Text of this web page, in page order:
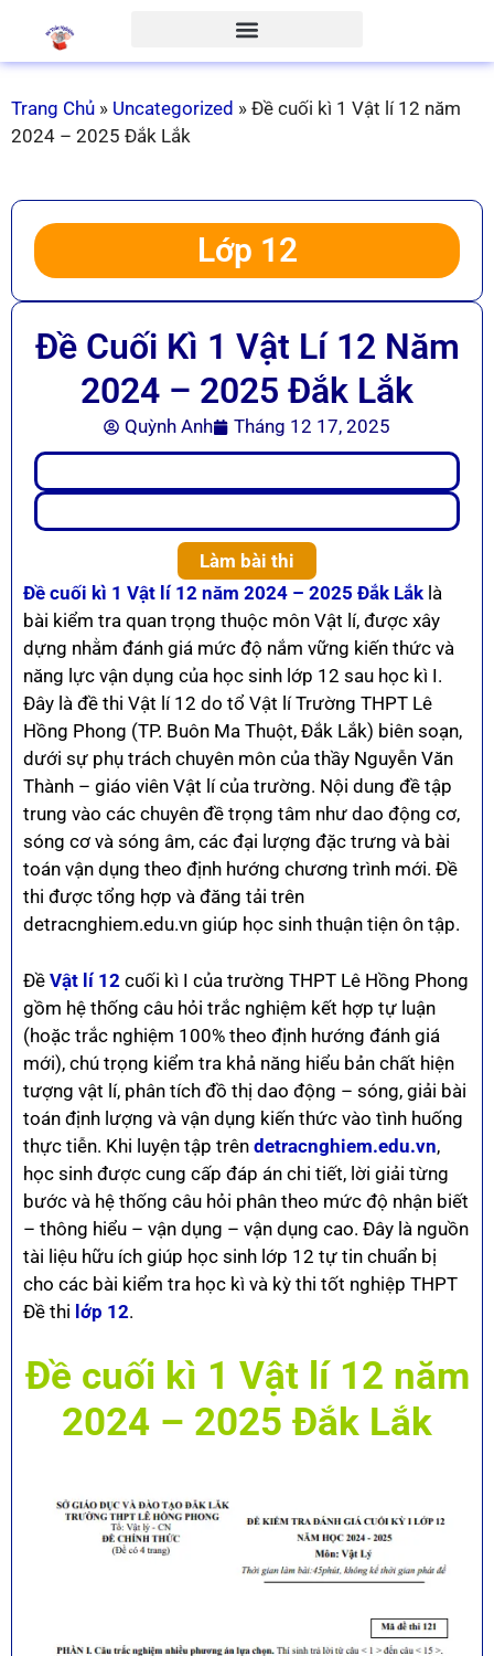
Trang Chủ » Uncategorized » Đề cuối kì 1 Vật lí 12 năm
2024 – 2025 Đắk Lắk
Lớp 12
Đề Cuối Kì 1 Vật Lí 12 Năm
2024 – 2025 Đắk Lắk
Quỳnh Anh Tháng 12 17, 2025
Làm bài thi
Đề cuối kì 1 Vật lí 12 năm 2024 – 2025 Đắk Lắk là
bài kiểm tra quan trọng thuộc môn Vật lí, được xây
dựng nhằm đánh giá mức độ nắm vững kiến thức và
năng lực vận dụng của học sinh lớp 12 sau học kì I.
Đây là đề thi Vật lí 12 do tổ Vật lí Trường THPT Lê
Hồng Phong (TP. Buôn Ma Thuột, Đắk Lắk) biên soạn,
dưới sự phụ trách chuyên môn của thầy Nguyễn Văn
Thành – giáo viên Vật lí của trường. Nội dung đề tập
trung vào các chuyên đề trọng tâm như dao động cơ,
sóng cơ và sóng âm, các đại lượng đặc trưng và bài
toán vận dụng theo định hướng chương trình mới. Đề
thi được tổng hợp và đăng tải trên
detracnghiem.edu.vn giúp học sinh thuận tiện ôn tập.
Đề Vật lí 12 cuối kì I của trường THPT Lê Hồng Phong
gồm hệ thống câu hỏi trắc nghiệm kết hợp tự luận
(hoặc trắc nghiệm 100% theo định hướng đánh giá
mới), chú trọng kiểm tra khả năng hiểu bản chất hiện
tượng vật lí, phân tích đồ thị dao động – sóng, giải bài
toán định lượng và vận dụng kiến thức vào tình huống
thực tiễn. Khi luyện tập trên detracnghiem.edu.vn,
học sinh được cung cấp đáp án chi tiết, lời giải từng
bước và hệ thống câu hỏi phân theo mức độ nhận biết
– thông hiểu – vận dụng – vận dụng cao. Đây là nguồn
tài liệu hữu ích giúp học sinh lớp 12 tự tin chuẩn bị
cho các bài kiểm tra học kì và kỳ thi tốt nghiệp THPT
Đề thi lớp 12.
Đề cuối kì 1 Vật lí 12 năm
2024 – 2025 Đắk Lắk